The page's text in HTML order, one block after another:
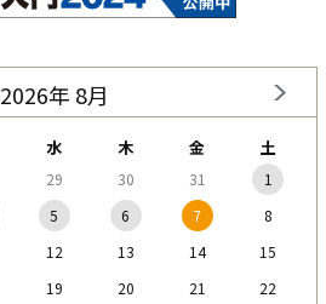
2026年 8月
水 木 金 土
29 30 31
1
5 6 7
8
12 13 14
15
19 20 21
22